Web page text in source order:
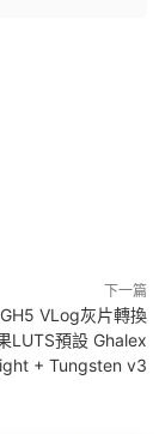
下一篇
VLog灰片轉換
LUTS預設 Ghalex
+ Tungsten v3